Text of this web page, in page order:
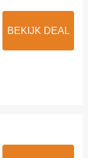
BEKIJK DEAL